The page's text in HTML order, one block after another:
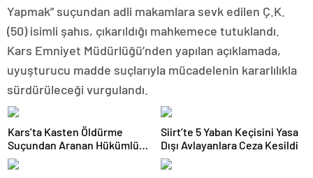
Yapmak” suçundan adli makamlara sevk edilen Ç.K.
(50) isimli şahıs, çıkarıldığı mahkemece tutuklandı.
Kars Emniyet Müdürlüğü’nden yapılan açıklamada,
uyuşturucu madde suçlarıyla mücadelenin kararlılıkla
sürdürüleceği vurgulandı.
Kars’ta Kasten Öldürme
Suçundan Aranan Hükümlü
JASAT Operasyonuyla
Yakalandı
Siirt’te 5 Yaban Keçisini Yasa
Dışı Avlayanlara Ceza Kesildi